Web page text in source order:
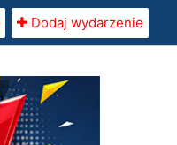
Dodaj wydarzenie